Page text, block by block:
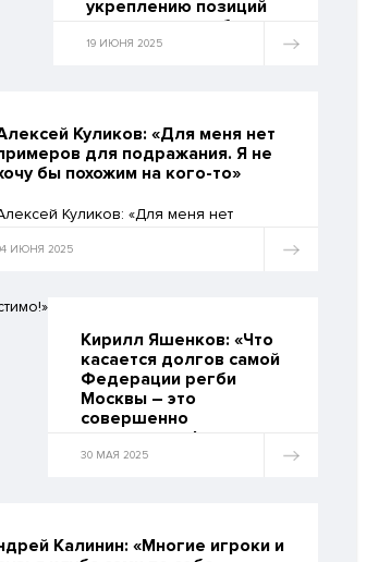
укреплению позиций
столичного регби»
столичного регби, вывести
его на новый уровень,
догнать и перегнать
регби в хорошем
19 ИЮНЯ 2025
Куликов: «Для меня нет
для подражания. Я не
бы похожим на кого-то»
Куликов: «Для меня нет
похожим на кого-то. Но я всегда
ИЮНЯ 2025
Кирилл Яшенков: «Что
касается долгов самой
Федерации регби
Москвы – это
совершенно
недопустимо!»
недопустимо! Я жду от
30 МАЯ 2025
Калинин: «Многие игроки и